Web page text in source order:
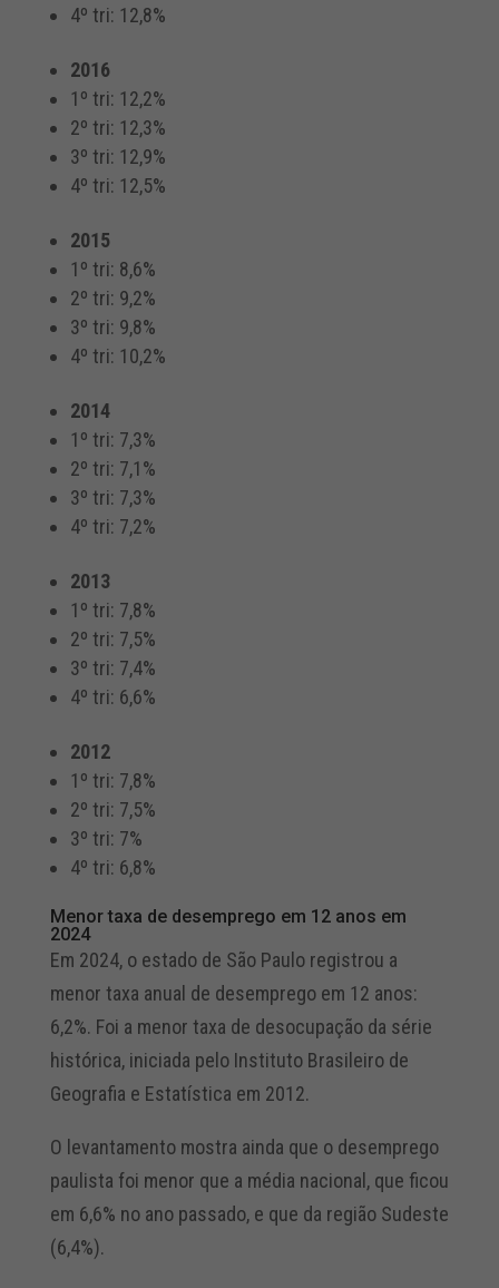
4º tri: 12,8%
2016
1º tri: 12,2%
2º tri: 12,3%
3º tri: 12,9%
4º tri: 12,5%
2015
1º tri: 8,6%
2º tri: 9,2%
3º tri: 9,8%
4º tri: 10,2%
2014
1º tri: 7,3%
2º tri: 7,1%
3º tri: 7,3%
4º tri: 7,2%
2013
1º tri: 7,8%
2º tri: 7,5%
3º tri: 7,4%
4º tri: 6,6%
2012
1º tri: 7,8%
2º tri: 7,5%
3º tri: 7%
4º tri: 6,8%
Menor taxa de desemprego em 12 anos em
2024
Em 2024, o estado de São Paulo registrou a
menor taxa anual de desemprego em 12 anos:
6,2%. Foi a menor taxa de desocupação da série
histórica, iniciada pelo Instituto Brasileiro de
Geografia e Estatística em 2012.
O levantamento mostra ainda que o desemprego
paulista foi menor que a média nacional, que ficou
em 6,6% no ano passado, e que da região Sudeste
(6,4%).